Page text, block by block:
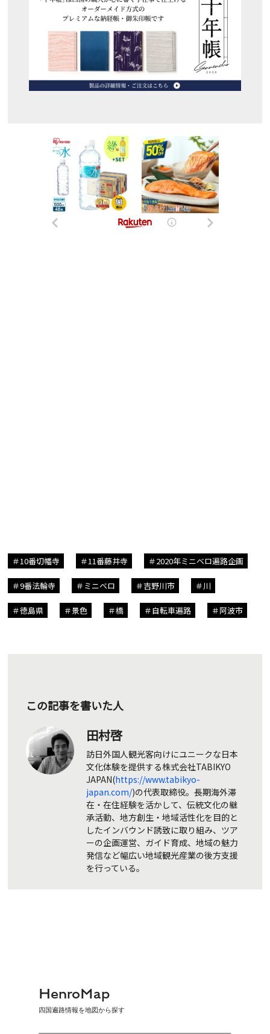
10番切幡寺 11番藤井寺 2020年ミニベロ遍路企画
9番法輪寺 ミニベロ 吉野川市 川
徳島県 景色 橋 自転車遍路 阿波市
この記事を書いた人
田村啓
訪日外国人観光客向けにユニークな日本
文化体験を提供する株式会社TABIKYO
JAPAN(https://www.tabikyo-
japan.com/)の代表取締役。長期海外滞
在・在住経験を活かして、伝統文化の継
承活動、地方創生・地域活性化を目的と
したインバウンド誘致に取り組み、ツア
ーの企画運営、ガイド育成、地域の魅力
発信など幅広い地域観光産業の後方支援
を行っている。
HenroMap
四国遍路情報を地図から探す